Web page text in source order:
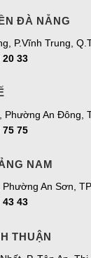
ĐÀ NẴNG
P.Vĩnh Trung,
20 33
Phường An Đông,
75 75
NAM
An Sơn,
43 43
THUẬN